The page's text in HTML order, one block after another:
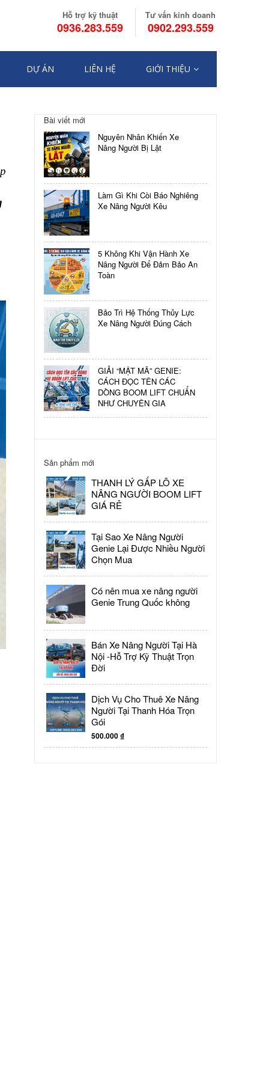
Hỗ trợ kỹ thuật
0936.283.559
Tư vấn kinh doanh
0902.293.559
DỰ ÁN LIÊN HỆ GIỚI THIỆU
hướng
Bài viết mới
Nguyên Nhân Khiến Xe
Nâng Người Bị Lật
Làm Gì Khi Còi Báo Nghiêng
Xe Nâng Người Kêu
5 Không Khi Vận Hành Xe
Nâng Người Để Đảm Bảo An
Toàn
Bảo Trì Hệ Thống Thủy Lực
Xe Nâng Người Đúng Cách
GIẢI “MẬT MÃ” GENIE:
CÁCH ĐỌC TÊN CÁC
DÒNG BOOM LIFT CHUẨN
NHƯ CHUYÊN GIA
Sản phẩm mới
THANH LÝ GẤP LÔ XE
NÂNG NGƯỜI BOOM LIFT
GIÁ RẺ
Tại Sao Xe Nâng Người
Genie Lại Được Nhiều Người
Chọn Mua
Có nên mua xe nâng người
Genie Trung Quốc không
Bán Xe Nâng Người Tại Hà
Nội -Hỗ Trợ Kỹ Thuật Trọn
Đời
Dịch Vụ Cho Thuê Xe Nâng
Người Tại Thanh Hóa Trọn
Gói
500.000₫